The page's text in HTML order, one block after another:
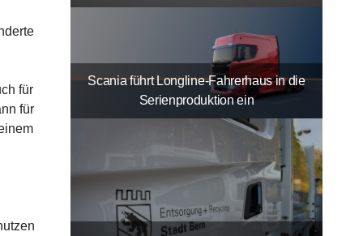
für
für
Scania führt Longline-Fahrerhaus in die
Serienproduktion ein